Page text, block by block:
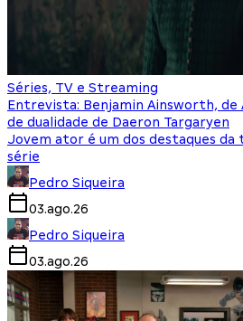
Séries, TV e Streaming
Entrevista: Benjamin Ainsworth, de
de dualidade de Daeron Targaryen
Jovem ator é um dos destaques
série
Pedro Siqueira
03.ago.26
Pedro Siqueira
03.ago.26